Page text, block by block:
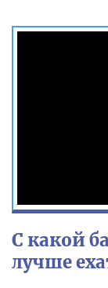
С какой
лучше